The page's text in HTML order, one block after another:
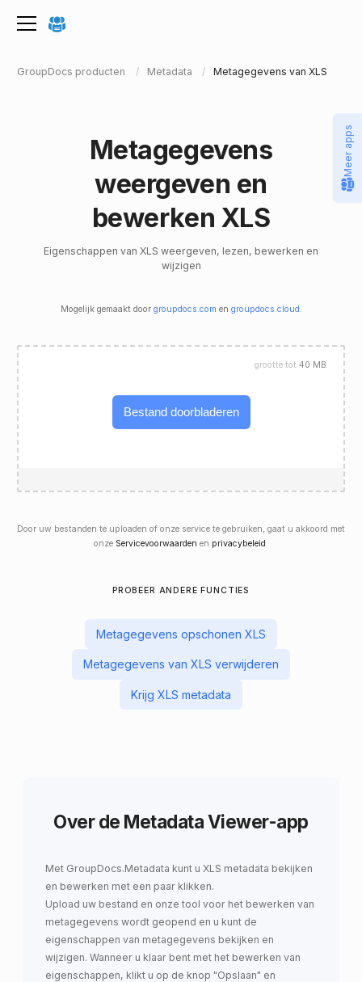
GroupDocs producten Metadata Metagegevens van XLS
Metagegevens
weergeven en
bewerken XLS
Eigenschappen van XLS weergeven, lezen, bewerken en
wijzigen
Mogelijk gemaakt door groupdocs.com en groupdocs.cloud .
Bestand doorbladeren
grootte tot 40 MB
Door uw bestanden te uploaden of onze service te gebruiken, gaat u akkoord met
onze Servicevoorwaarden en privacybeleid.
PROBEER ANDERE FUNCTIES
Metagegevens opschonen XLS
Metagegevens van XLS verwijderen
Krijg XLS metadata
Over de Metadata Viewer-app
Met GroupDocs.Metadata kunt u XLS metadata bekijken
en bewerken met een paar klikken.
Upload uw bestand en onze tool voor het bewerken van
metagegevens wordt geopend en u kunt de
eigenschappen van metagegevens bekijken en
wijzigen. Wanneer u klaar bent met het bewerken van
eigenschappen, klikt u op de knop "Opslaan" en
Meer apps